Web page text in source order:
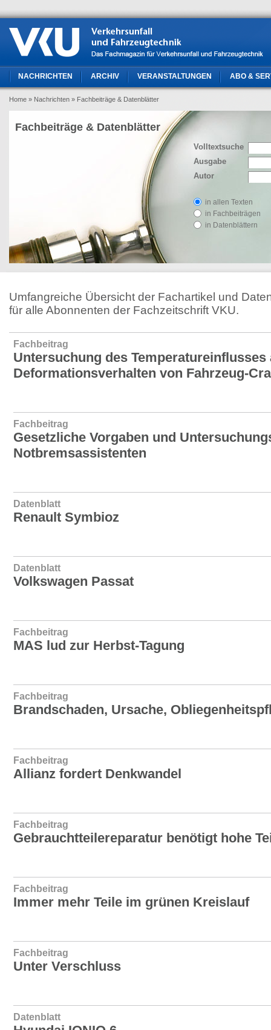
NACHRICHTEN ARCHIV VERANSTALTUNGEN ABO &
Home » Nachrichten » Fachbeiträge & Datenblätter
Volltextsuche
Ausgabe
Autor
in allen Texten
in Fachbeiträgen
in Datenblättern
Fachbeiträge & Datenblätter
Umfangreiche Übersicht der Fachartikel und
für alle Abonnenten der Fachzeitschrift VKU.
Fachbeitrag
Untersuchung des Temperatureinflusses
Deformationsverhalten von Fahrzeug-
Fachbeitrag
Gesetzliche Vorgaben und
Notbremsassistenten
Datenblatt
Renault Symbioz
Datenblatt
Volkswagen Passat
Fachbeitrag
MAS lud zur Herbst-Tagung
Fachbeitrag
Brandschaden, Ursache,
Fachbeitrag
Allianz fordert Denkwandel
Fachbeitrag
Gebrauchtteilereparatur benötigt hohe
Fachbeitrag
Immer mehr Teile im grünen Kreislauf
Fachbeitrag
Unter Verschluss
Datenblatt